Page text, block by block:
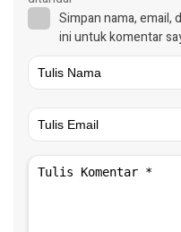
Simpan nama, email,
ini untuk komentar